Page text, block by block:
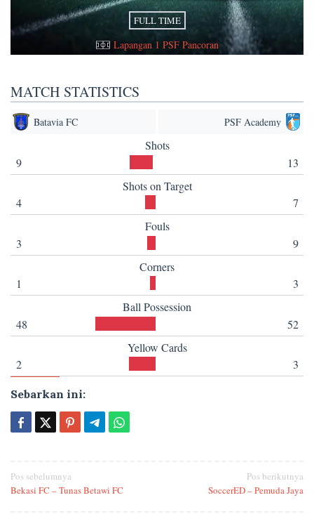
FULL TIME
Lapangan 1 PSF Pancoran
MATCH STATISTICS
Batavia FC PSF Academy
Shots
9
13
Shots on Target
4
7
Fouls
3
9
Corners
1
3
Ball Possession
48
52
Yellow Cards
2
3
Sebarkan ini:
Navigasi
pos
Pos sebelumnya
Bekasi FC – Tunas Betawi FC
Pos berikutnya
SoccerED – Pemuda Jaya